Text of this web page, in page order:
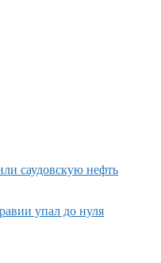
саудовскую нефть
упал до нуля